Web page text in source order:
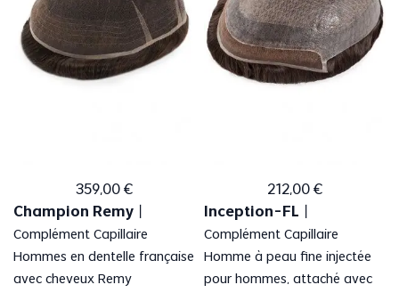
359,00 €
Champion Remy
Complément Capillaire
Hommes en dentelle française
avec cheveux Remy
212,00 €
Inception-FL
Complément Capillaire
Homme à peau fine injectée
pour hommes, attaché avec